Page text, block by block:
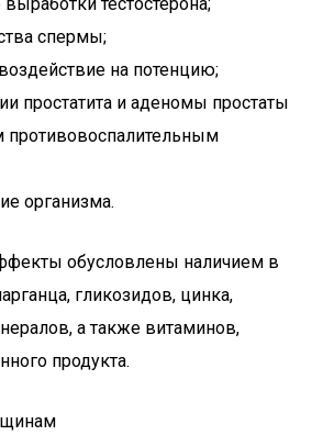
спермы;
на потенцию;
простатита и аденомы простаты
противовоспалительным
организма.
обусловлены наличием в
гликозидов, цинка,
а также витаминов,
продукта.